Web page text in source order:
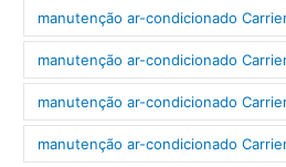
manutenção ar-condicionado
manutenção ar-condicionado
manutenção ar-condicionado
manutenção ar-condicionado